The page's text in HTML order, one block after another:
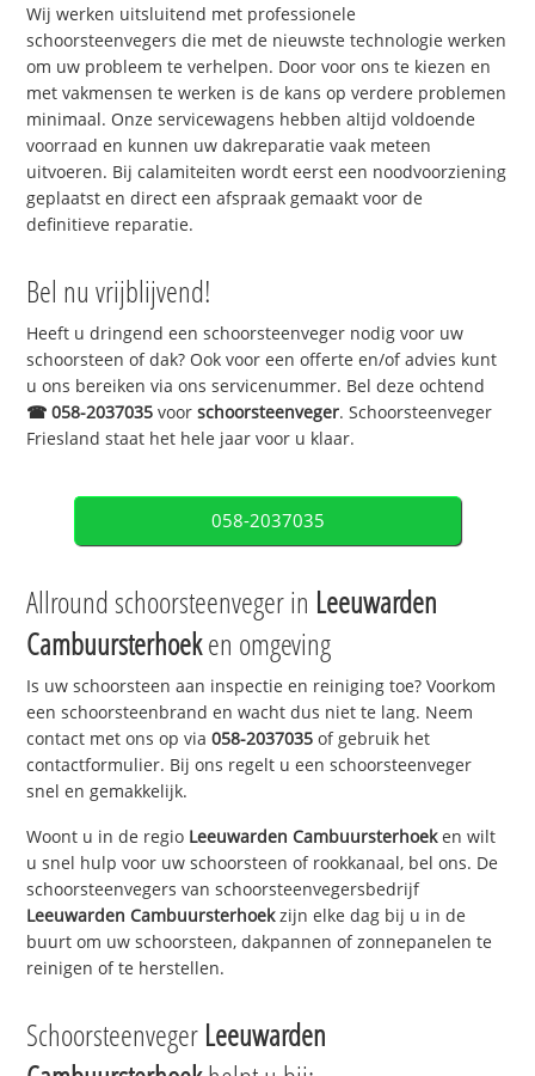
Wij werken uitsluitend met professionele
schoorsteenvegers die met de nieuwste technologie werken
om uw probleem te verhelpen. Door voor ons te kiezen en
met vakmensen te werken is de kans op verdere problemen
minimaal. Onze servicewagens hebben altijd voldoende
voorraad en kunnen uw dakreparatie vaak meteen
uitvoeren. Bij calamiteiten wordt eerst een noodvoorziening
geplaatst en direct een afspraak gemaakt voor de
definitieve reparatie.
Bel nu vrijblijvend!
Heeft u dringend een schoorsteenveger nodig voor uw
schoorsteen of dak? Ook voor een offerte en/of advies kunt
u ons bereiken via ons servicenummer. Bel deze ochtend
☎058-2037035 voorschoorsteenveger. Schoorsteenveger
Friesland staat het hele jaar voor u klaar.
058-2037035
Allround schoorsteenveger in Leeuwarden
Cambuursterhoeken omgeving
Is uw schoorsteen aan inspectie en reiniging toe? Voorkom
een schoorsteenbrand en wacht dus niet te lang. Neem
contact met ons op via058-2037035 of gebruik het
contactformulier. Bij ons regelt u een schoorsteenveger
snel en gemakkelijk.
Woont u in de regio Leeuwarden Cambuursterhoeken wilt
u snel hulp voor uw schoorsteen of rookkanaal, bel ons. De
schoorsteenvegers van schoorsteenvegersbedrijf
Leeuwarden Cambuursterhoekzijn elke dag bij u in de
buurt om uw schoorsteen, dakpannen of zonnepanelen te
reinigen of te herstellen.
Schoorsteenveger Leeuwarden